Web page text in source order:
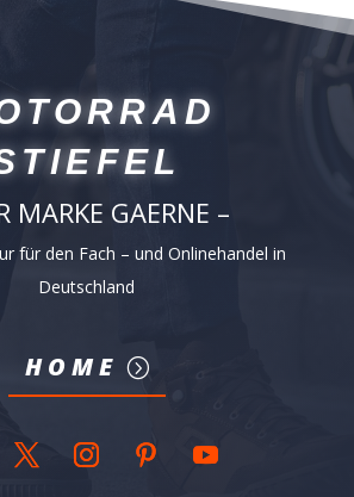
MARKE GAERNE –
für den Fach – und Onlinehandel in
Deutschland
HOME